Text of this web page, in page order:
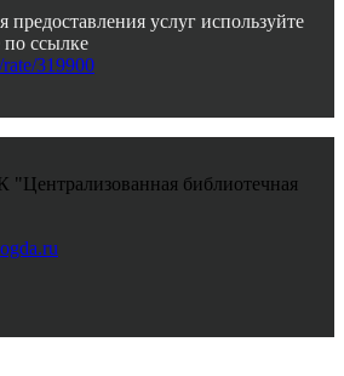
услуг используйте
по ссылке
319900
библиотечная